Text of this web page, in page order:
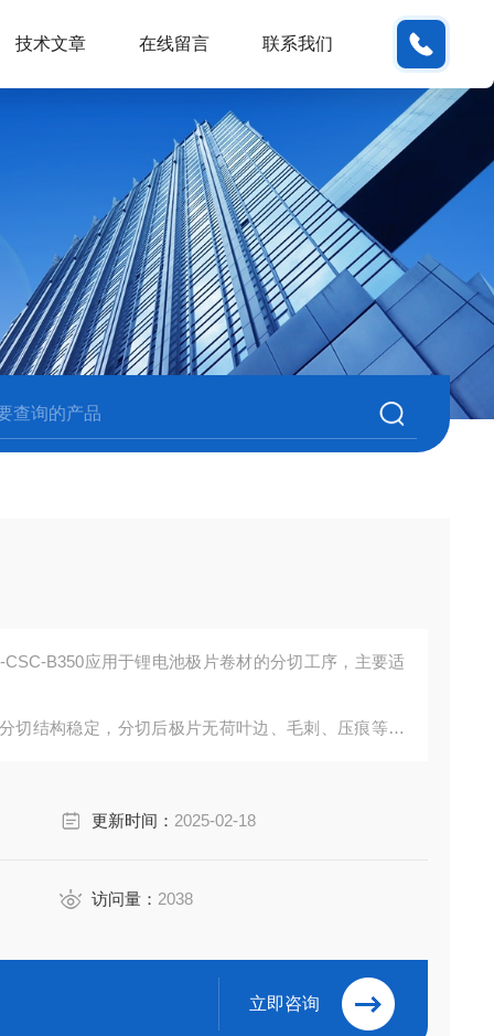
技术文章 在线留言 联系我们
B350应用于锂电池极片卷材的分切工序，主要适
切结构稳定，分切后极片无荷叶边、毛刺、压痕等缺
更新时间： 2025-02-18
访问量： 2038
立即咨询